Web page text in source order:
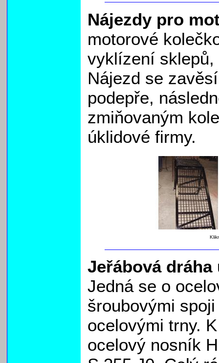
Nájezdy pro
motorové
vyklízení
Nájezd se
podepře,
zmiňovaným
úklidové firmy.
Jeřábová dráha
Jedná se o
šroubovými
ocelovými trny.
ocelový nosník